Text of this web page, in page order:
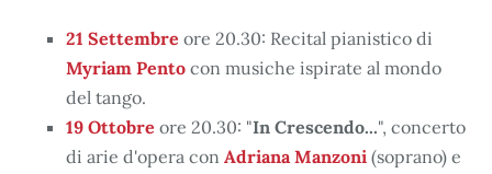
21 Settembre ore 20.30: Recital pianistico di
Myriam Pento con musiche ispirate al mondo
del tango.
19 Ottobre ore 20.30: "In Crescendo...", concerto
di arie d'opera con Adriana Manzoni (soprano) e